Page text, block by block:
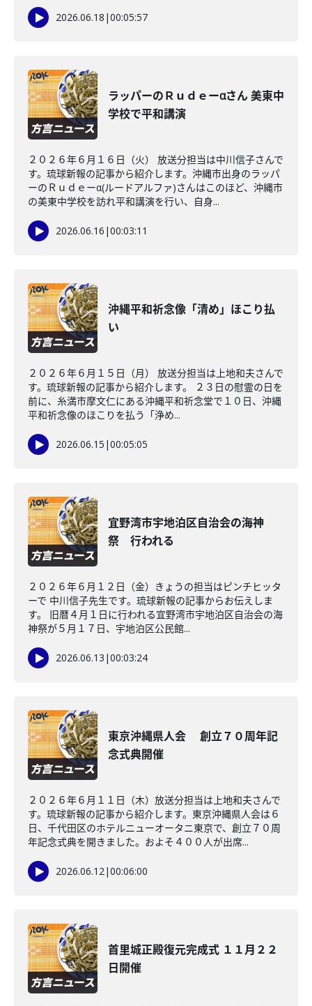
2026.06.18 |00:05:57
ラッパーのＲｕｄｅーαさん 美東中
学校で平和講演
２０２６年６月１６日（火） 放送分担当は中川信子さんで
す。琉球新報の記事から紹介します。沖縄市出身のラッパ
ーのＲｕｄｅーα(ルードアルファ)さんはこのほど、沖縄市
の美東中学校を訪れ平和講演を行い、自身...
2026.06.16 |00:03:11
沖縄平和祈念像「清め」ほこり払
い
２０２６年６月１５日（月） 放送分担当は上地和夫さんで
す。琉球新報の記事から紹介します。 ２３日の慰霊の日を
前に、糸満市摩文仁にある沖縄平和祈念堂で１０日、沖縄
平和祈念像のほこりを払う「浄め...
2026.06.15 |00:05:05
宜野湾市宇地泊区自治会の海神
祭 行われる
２０２６年６月１２日（金）きょうの担当はピンチヒッタ
ーで 中川信子先生です。琉球新報の記事からお伝えしま
す。 旧暦４月１日に行われる宜野湾市宇地泊区自治会の海
神祭が５月１７日、宇地泊区公民館...
2026.06.13 |00:03:24
東京沖縄県人会 創立７０周年記
念式典開催
２０２６年６月１１日（木）放送分担当は上地和夫さんで
す。琉球新報の記事から紹介します。東京沖縄県人会は６
日、千代田区のホテルニューオータニ東京で、創立７０周
年記念式典を開きました。およそ４００人が出席...
2026.06.12|00:06:00
首里城正殿復元完成式 １１月２２
日開催